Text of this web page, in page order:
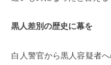
黒人差別の歴史に幕を
白人警官から黒人容疑者